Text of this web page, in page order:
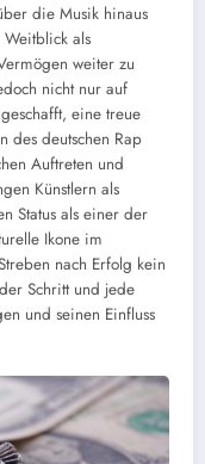
die Musik hinaus
Weitblick als
weiter zu
nicht nur auf
eine treue
des deutschen Rap
Auftreten und
Künstlern als
Status als einer der
Ikone im
nach Erfolg kein
Schritt und jede
und seinen Einfluss